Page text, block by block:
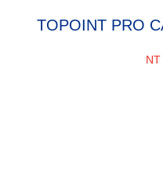
TOPOINT PRO
NT